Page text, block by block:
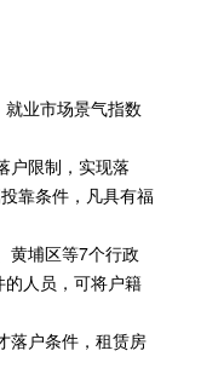
业市场景气指数
户限制，实现落
靠条件，凡具有福
埔区等7个行政
人员，可将户籍
落户条件，租赁房